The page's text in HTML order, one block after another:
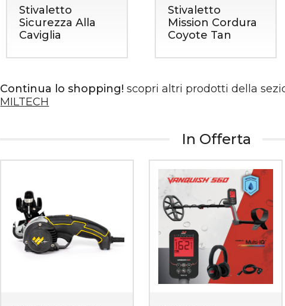
Stivaletto
Sicurezza Alla
Caviglia
Stivaletto
Mission Cordura
Coyote Tan
Continua lo shopping! scopri altri prodotti della
MILTECH
In Offerta